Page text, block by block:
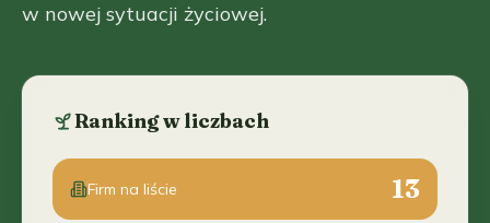
w nowej sytuacji życiowej.
Ranking w liczbach
Firm na liście 13